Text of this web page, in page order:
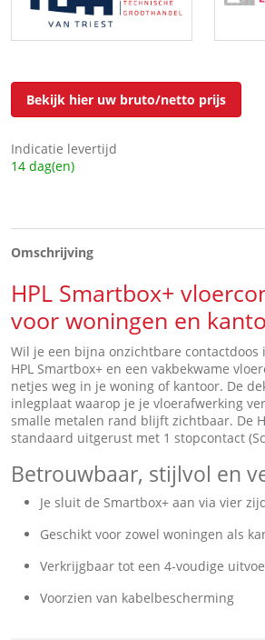
Bekijk hier uw bruto/netto prijs
Indicatie levertijd
14 dag(en)
Omschrijving
HPL Smartbox+
voor woningen en
Wil je een bijna onzichtbare contactdoos
HPL Smartbox+ en een vakbekwame
netjes weg in je woning of kantoor. De
inlegplaat waarop je je vloerafwerking
smalle metalen rand blijft zichtbaar. De
standaard uitgerust met 1 stopcontact
Betrouwbaar, stijlvol en
Je sluit de Smartbox+ aan via vier
Geschikt voor zowel woningen als
Verkrijgbaar tot een 4-voudige
Voorzien van kabelbescherming